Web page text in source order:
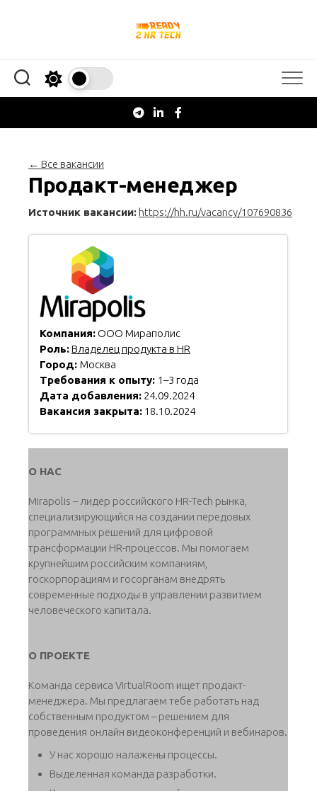
← Все вакансии
Продакт-менеджер
Источник вакансии: https://hh.ru/vacancy/107690836
Компания: ООО Мираполис
Роль:Владелец продукта в HR
Город: Москва
Требования к опыту: 1–3 года
Дата добавления: 24.09.2024
Вакансия закрыта: 18.10.2024
О НАС
Mirapolis – лидер российского HR-Tech рынка,
специализирующийся на создании передовых
программных решений для цифровой
трансформации HR-процессов. Мы помогаем
крупнейшим российским компаниям,
госкорпорациям и госорганам внедрять
современные подходы в управлении развитием
человеческого капитала.
О ПРОЕКТЕ
Команда сервиса VirtualRoom ищет продакт-
менеджера. Мы предлагаем тебе работать над
собственным продуктом – решением для
проведения онлайн видеоконференций и вебинаров.
У нас хорошо налажены процессы.
Выделенная команда разработки.